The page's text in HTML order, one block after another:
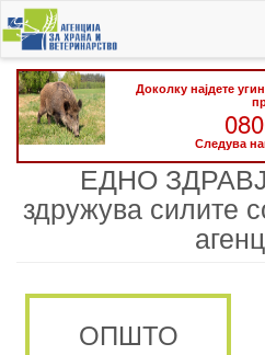
Skip
to
main
content
Доколку најдете
Следува
ЕДНО
здружува силите
ОПШТО